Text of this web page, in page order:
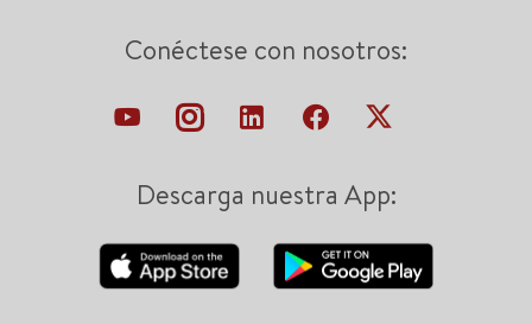
Conéctese con nosotros:
Descarga nuestra App: